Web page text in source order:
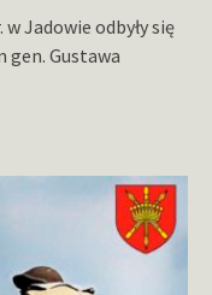
Jadowie odbyły się
gen. Gustawa